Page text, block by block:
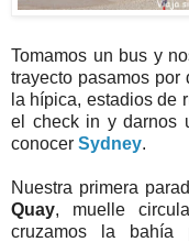
Tomamos un bus y
trayecto pasamos
la hípica, estadios de
el check in y darnos
conocer Sydney.
Nuestra primera
Quay, muelle
cruzamos la bahía